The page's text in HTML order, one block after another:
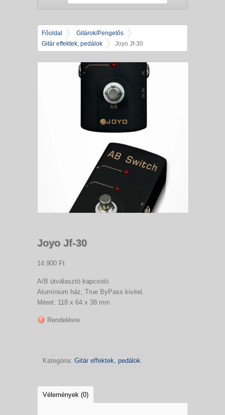
Főoldal
Gitárok/Pengetős
Gitár effektek, pedálok
Joyo Jf-30
Joyo Jf-30
14.900 Ft
A/B útválasztó kapcsoló.
Alumínium ház, True ByPass kivitel.
Méret: 118 x 64 x 38 mm
Rendelésre
Kategória: Gitár effektek, pedálok.
Vélemények (0)